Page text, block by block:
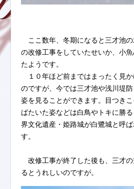
ここ数年、冬期になると三才池
の改修工事をしていたせいか、小
たようです。
１０年ほど前まではまったく見
のですが、今では三才池や浅川堤
姿を見ることができます。目つき
ばたいた姿などは白鳥やトキに勝
界文化遺産・姫路城が白鷺城と呼
す。
改修工事が終了した後も、三才
るとうれしいのですが。